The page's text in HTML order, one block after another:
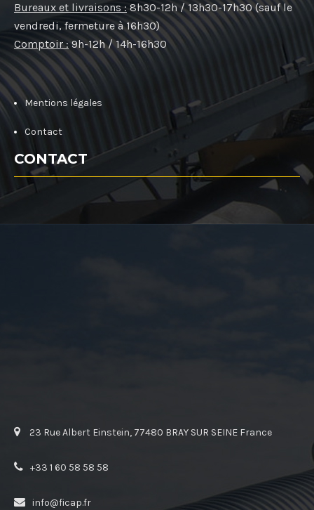
Bureaux et livraisons : 8h30-12h / 13h30-17h30 (sauf le
vendredi, fermeture à 16h30)
Comptoir : 9h-12h / 14h-16h30
Mentions légales
Contact
CONTACT
23 Rue Albert Einstein, 77480 BRAY SUR SEINE France
+33 1 60 58 58 58
info@ficap.fr